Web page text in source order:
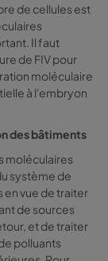
de cellules est
Il faut
de FIV pour
moléculaire
à l'embryon
des bâtiments
moléculaires
système de
en vue de traiter
de sources
et de traiter
polluants